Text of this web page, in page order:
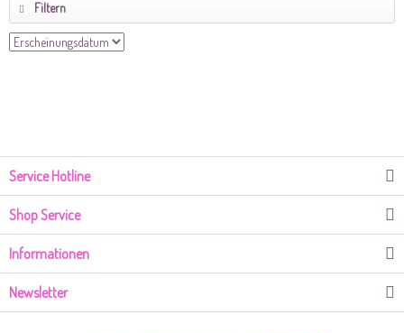
Filtern
Service Hotline
Shop Service
Informationen
Newsletter